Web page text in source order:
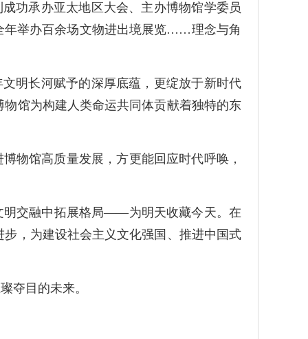
功承办亚太地区大会、主办博物馆学委员
年举办百余场文物进出境展览……理念与角
明长河赋予的深厚底蕴，更绽放于新时代
馆为构建人类命运共同体贡献着独特的东
物馆高质量发展，方更能回应时代呼唤，
明交融中拓展格局——为明天收藏今天。在
，为建设社会主义文化强国、推进中国式
夺目的未来。